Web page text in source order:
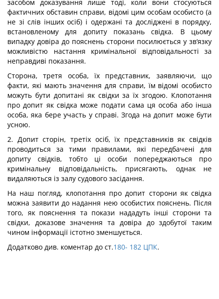
засобом доказування лише тоді, коли вони стосуються
фактичних обставин справи, відомі цим особам особисто (а
не зі слів інших осіб) і одержані та досліджені в порядку,
встановленому для допиту показань свідка. В цьому
випадку довіра до пояснень сторони посилюється у зв‘язку
можливістю настання кримінальної відповідальності за
неправдиві показання.
Сторона, третя особа, їх представник, заявляючи, що
факти, які мають значення для справи, їм відомі особисто
можуть бути допитані як свідки за їх згодою. Клопотання
про допит як свідка може подати сама ця особа або інша
особа, яка бере участь у справі. Згода на допит може бути
усною.
2. Допит сторін, третіх осіб, їх представників як свідків
проводиться за тими правилами, які передбачені для
допиту свідків, тобто ці особи попереджаються про
кримінальну відповідальність, присягають, однак не
видаляються із залу судового засідання.
На наш погляд, клопотання про допит сторони як свідка
можна заявити до надання нею особистих пояснень. Після
того, як пояснення та покази нададуть інші сторони та
свідки, доказове значення та довіра до здобутої таким
чином інформації істотно зменшується.
Додатково див. коментар до ст.180- 182 ЦПК.